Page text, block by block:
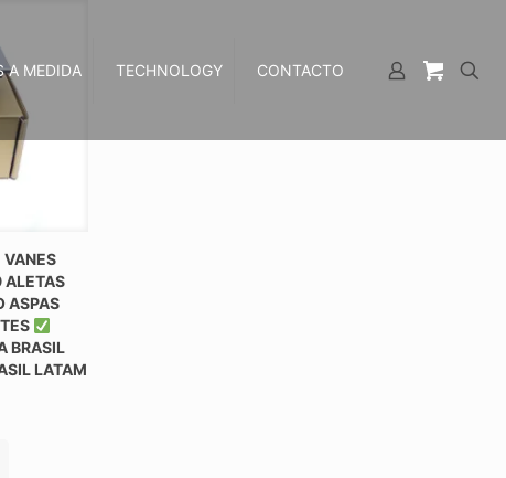
A MEDIDA TECHNOLOGY CONTACTO
ASPAS
BRASIL
LATAM